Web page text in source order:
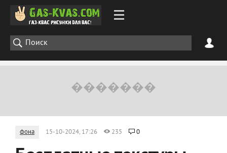
фона 15-10-2024, 17:26 235 0